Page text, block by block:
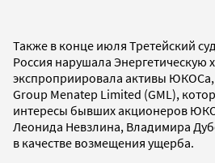
Также в конце июля Третейский
Россия нарушала Энергетическую
экспроприировала активы ЮКОСа,
Group Menatep Limited (GML),
интересы бывших акционеров
Леонида Невзлина, Владимира
в качестве возмещения ущерба.